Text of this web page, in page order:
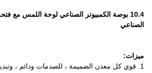
الصناعي
ميزات:
1. قوي كل معدن الضميمة ، للصدمات ودائم ، وتبديد الحرارة ممتازة.